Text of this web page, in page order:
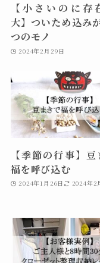
【小さいのに存
大】ついため込み
つのモノ
2024年2月29日
【季節の行事】
福を呼び込む
2024年1月26日 2024年2